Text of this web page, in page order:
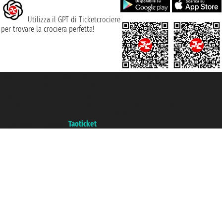
Utilizza il GPT di Ticketcrociere
per trovare la crociera perfetta!
Taoticket